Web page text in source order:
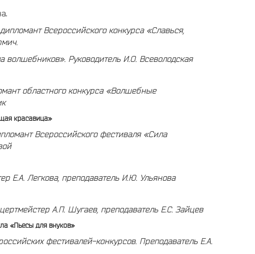
Всероссийского конкурса «Славься,
волшебников». Руководитель И.О. Всеволодская
областного конкурса «Волшебные
красавица»
Всероссийского фестиваля «Сила
Е.А. Легкова, преподаватель И.Ю. Ульянова
А.П. Шугаев, преподаватель Е.С. Зайцев
«Пьесы для внуков»
фестивалей-конкурсов. Преподаватель Е.А.